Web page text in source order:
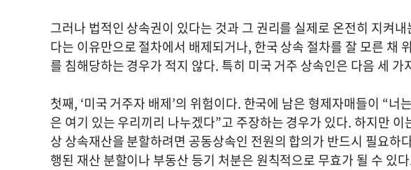
그러나 법적인 상속권이 있다는 것과 그 권리를 실제로 온전히 지켜
다는 이유만으로 절차에서 배제되거나, 한국 상속 절차를 잘 모른 채
를 침해당하는 경우가 적지 않다. 특히 미국 거주 상속인은 다음 세
첫째, ‘미국 거주자 배제’의 위험이다. 한국에 남은 형제자매들이 “너
은 여기 있는 우리끼리 나누겠다”고 주장하는 경우가 있다. 하지만
상 상속재산을 분할하려면 공동상속인 전원의 합의가 반드시 필요하
행된 재산 분할이나 부동산 등기 처분은 원칙적으로 무효가 될 수 있